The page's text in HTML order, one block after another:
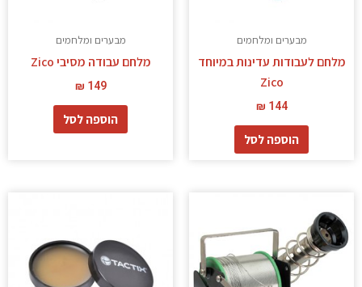
מבערים ומלחמים
מלחם לעבודות עדינות במיוחד
Zico
₪ 144
הוספה לסל
מבערים ומלחמים
מלחם עבודה מסיבי Zico
₪ 149
הוספה לסל